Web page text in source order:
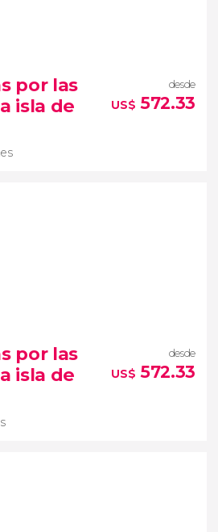
por las
isla de
desde
US$ 572.33
por las Highlands y la isla de
norte de
Ness, Glencoe, Inverness o
por las
isla de
desde
US$ 572.33